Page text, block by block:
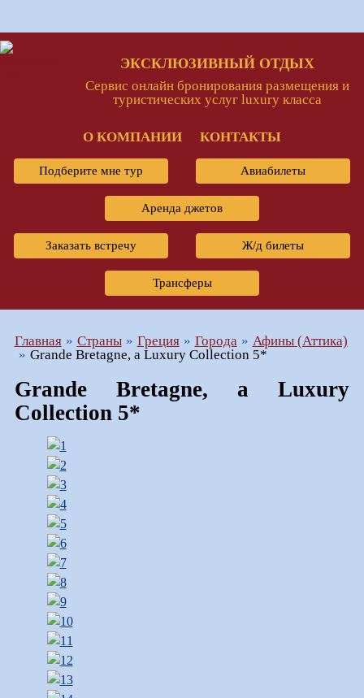
ЭКСКЛЮЗИВНЫЙ ОТДЫХ
Сервис онлайн бронирования размещения и
туристических услуг luxury класса
О КОМПАНИИ КОНТАКТЫ
Подберите мне тур Авиабилеты
Аренда джетов
Заказать встречу Ж/д билеты
Трансферы
Главная Страны Греция Города
Афины (Аттика)
Grande Bretagne, a Luxury Collection 5*
Grande Bretagne, a Luxury
Collection 5*